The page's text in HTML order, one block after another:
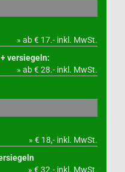
» ab € 17.- inkl. MwSt.
versiegeln:
» ab € 28.- inkl. MwSt.
» € 18,- inkl. MwSt.
» € 32.- inkl. MwSt.